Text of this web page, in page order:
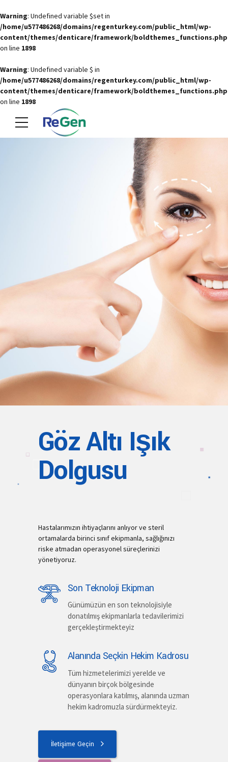
Warning: Undefined variable $set in
/home/u577486268/domains/regenturkey.com/public_html/wp-
content/themes/denticare/framework/boldthemes_functions.php
on line 1898
Warning: Undefined variable $ in
/home/u577486268/domains/regenturkey.com/public_html/wp-
content/themes/denticare/framework/boldthemes_functions.php
on line 1898
Göz Altı Işık
Dolgusu
Hastalarımızın ihtiyaçlarını anlıyor ve steril
ortamalarda birinci sınıf ekipmanla, sağlığınızı
riske atmadan operasyonel süreçlerinizi
yönetiyoruz.
Son Teknoloji Ekipman
Günümüzün en son teknolojisiyle
donatılmış ekipmanlarla tedavilerimizi
gerçekleştirmekteyiz
Alanında Seçkin Hekim Kadrosu
Tüm hizmetelerimizi yerelde ve
dünyanın birçok bölgesinde
operasyonlara katılmış, alanında uzman
hekim kadromuzla sürdürmekteyiz.
İletişime Geçin